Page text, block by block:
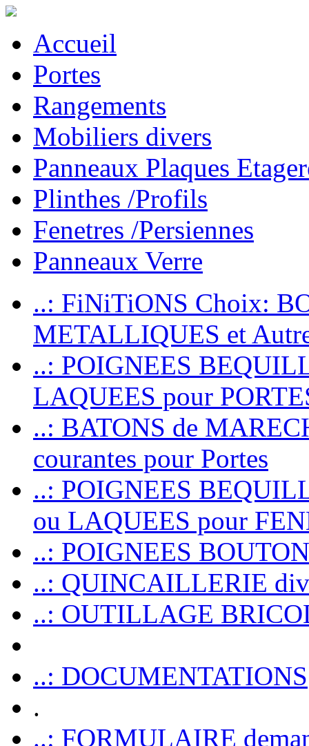
Accueil
Portes
Rangements
Mobiliers divers
Panneaux Plaques
Plinthes /Profils
Fenetres /Persiennes
Panneaux Verre
..: FiNiTiONS Choix:
METALLIQUES et
..: POIGNEES
LAQUEES pour
..: BATONS de
courantes pour Portes
..: POIGNEES
ou LAQUEES pour
..: POIGNEES
..: QUINCAILLERIE
..: OUTILLAGE
..: DOCUMENTATIONS
.
..: FORMULAIRE